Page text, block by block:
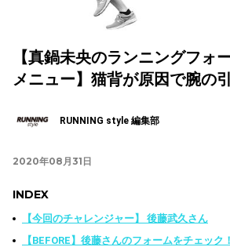
【真鍋未央のランニングフォ
メニュー】猫背が原因で腕の
RUNNING style 編集部
2020年08月31日
INDEX
【今回のチャレンジャー】 後藤武久さん
【BEFORE】後藤さんのフォームをチェック！